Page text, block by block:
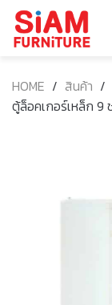
HOME / สินค้า /
ตู้ล็อคเกอร์เหล็ก 9